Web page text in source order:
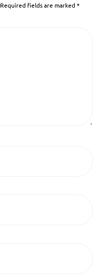
Required fields are marked*